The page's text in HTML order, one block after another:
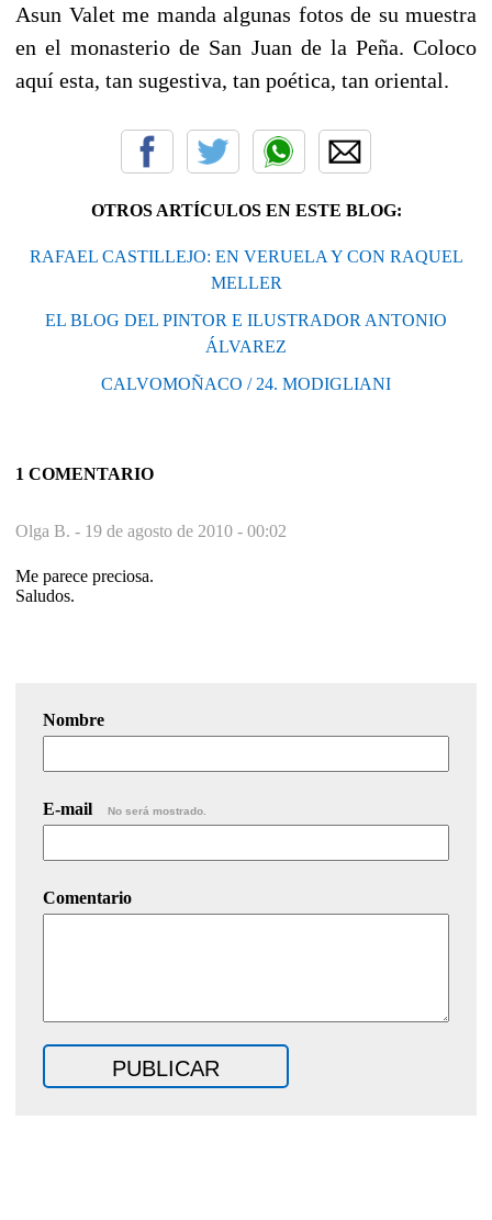
Asun Valet me manda algunas fotos de su muestra
en el monasterio de San Juan de la Peña. Coloco
aquí esta, tan sugestiva, tan poética, tan oriental.
OTROS ARTÍCULOS EN ESTE BLOG:
RAFAEL CASTILLEJO: EN VERUELA Y CON RAQUEL
MELLER
EL BLOG DEL PINTOR E ILUSTRADOR ANTONIO
ÁLVAREZ
CALVOMOÑACO / 24. MODIGLIANI
1 COMENTARIO
Olga B. - 19 de agosto de 2010 - 00:02
Me parece preciosa.
Saludos.
Nombre
E-mail No será mostrado.
Comentario